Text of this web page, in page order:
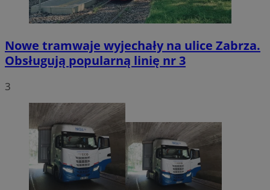
Nowe tramwaje wyjechały na ulice Zabrza.
Obsługują popularną linię nr 3
3